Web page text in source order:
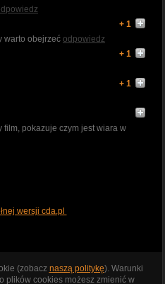
+ 1
warto obejrzeć odpowiedz
+ 1
+ 1
pokazuje czym jest wiara w
wersji cda.pl
(zobacz naszą politykę). Warunki
plików cookies możesz zmienić w